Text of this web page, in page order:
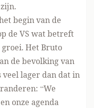
begin van de
de VS wat betreft
Het Bruto
de bevolking van
lager dan dat in
“We
onze agenda